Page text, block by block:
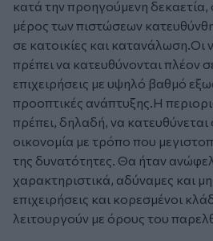
κατά την προηγούμενη δεκαετία,
μέρος των πιστώσεων
σε κατοικίες και κατανάλωση.Οι
πρέπει να κατευθύνονται πλέον
επιχειρήσεις με υψηλό βαθμό
προοπτικές ανάπτυξης.Η
πρέπει, δηλαδή, να
οικονομία με τρόπο που
της δυνατότητες. Θα ήταν
χαρακτηριστικά, αδύναμες και
επιχειρήσεις και κορεσμένοι
λειτουργούν με όρους του